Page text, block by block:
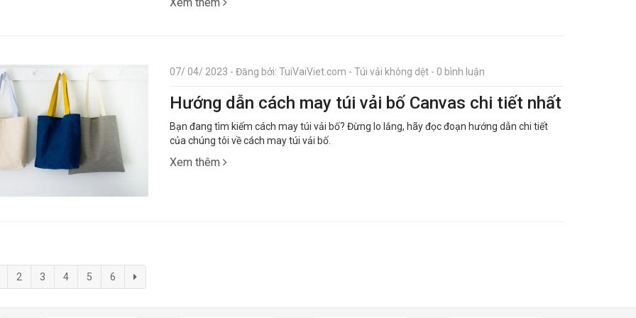
Xem thêm
07/ 04/ 2023 - Đăng bởi: TuiVaiViet.com - Túi vải không dệt - 0 bình luận
Hướng dẫn cách may túi vải bố Canvas chi tiết nhất
Bạn đang tìm kiếm cách may túi vải bố? Đừng lo lắng, hãy đọc đoạn hướng dẫn chi tiết
của chúng tôi về cách may túi vải bố.
Xem thêm
2 3 4 5 6